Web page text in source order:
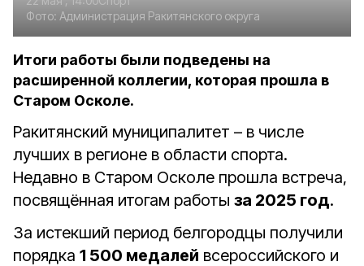
Фото: Администрация Ракитянского округа
Итоги работы были подведены на
расширенной коллегии, которая прошла в
Старом Осколе.
Ракитянский муниципалитет – в числе
лучших в регионе в области спорта.
Недавно в Старом Осколе прошла встреча,
посвящённая итогам работы за 2025 год.
За истекший период белгородцы получили
порядка 1 500 медалей всероссийского и